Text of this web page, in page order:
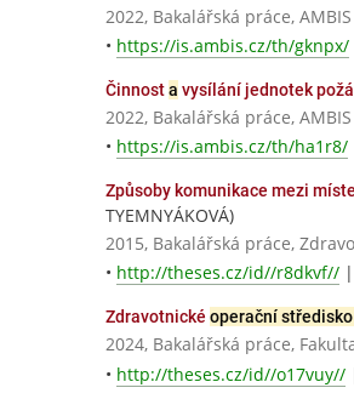
2022, Bakalářská práce,
• https://is.ambis.cz/th/gknpx/
Činnosta vysílání jednotek
2022, Bakalářská práce,
• https://is.ambis.cz/th/ha1r8/
Způsoby komunikace mezi
TYEMNYÁKOVÁ)
2015, Bakalářská práce,
• http://theses.cz/id//r8dkvf// |
Zdravotnické operační středisko
2024, Bakalářská práce,
• http://theses.cz/id//o17vuy//